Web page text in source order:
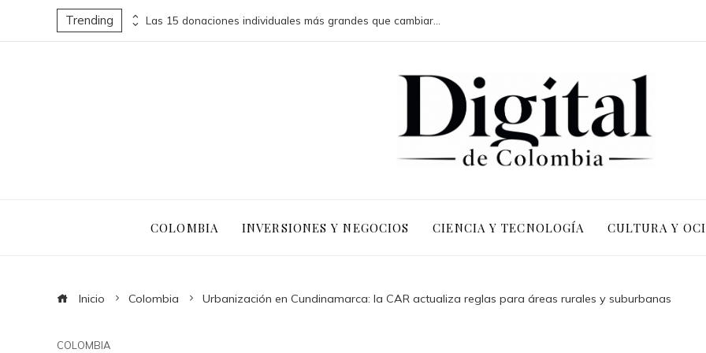
Trending
y versiones infinitas
COLOMBIA INVERSIONES Y NEGOCIOS CIENCIA Y TECNOLOGÍA CULTURA Y
Inicio Colombia Urbanización en Cundinamarca: la CAR actualiza reglas para áreas rurales y suburbanas
COLOMBIA